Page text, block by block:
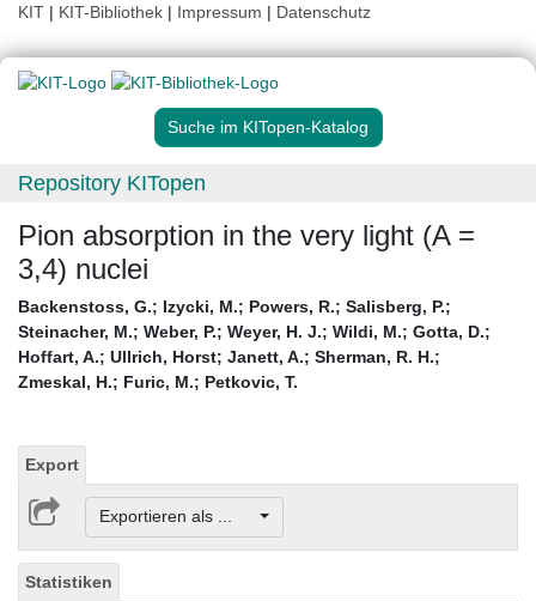
KIT | KIT-Bibliothek | Impressum | Datenschutz
Suche im KITopen-Katalog
Repository KITopen
Pion absorption in the very light (A =
3,4) nuclei
Backenstoss, G.; Izycki, M.; Powers, R.; Salisberg, P.;
Steinacher, M.; Weber, P.; Weyer, H. J.; Wildi, M.; Gotta, D.;
Hoffart, A.; Ullrich, Horst; Janett, A.; Sherman, R. H.;
Zmeskal, H.; Furic, M.; Petkovic, T.
Export
Exportieren als ...
Statistiken